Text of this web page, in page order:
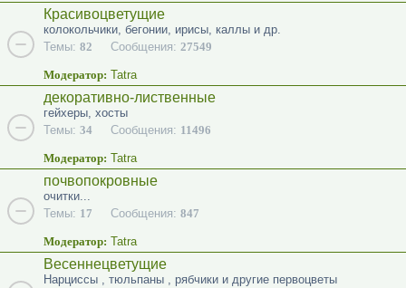
Красивоцветущие
колокольчики, бегонии, ирисы, каллы и др.
Темы: 82 Сообщения: 27549
Модератор: Tatra
декоративно-лиственные
гейхеры, хосты
Темы: 34 Сообщения: 11496
Модератор: Tatra
почвопокровные
очитки...
Темы: 17 Сообщения: 847
Модератор: Tatra
Весеннецветущие
Нарциссы , тюльпаны , рябчики и другие первоцветы